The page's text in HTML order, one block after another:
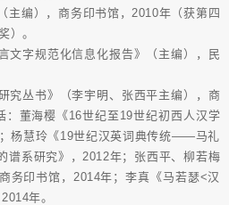
主编），商务印书馆，2010年（获第四
）。
文字规范化信息化报告》（主编），民
究丛书》（李宇明、张西平主编），商
：董海樱《16世纪至19世纪初西人汉学
杨慧玲《19世纪汉英词典传统——马礼
谱系研究》，2012年；张西平、柳若梅
务印书馆，2014年；李真《马若瑟<汉
年。